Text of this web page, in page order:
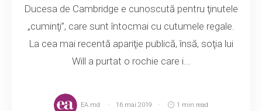
Ducesa de Cambridge e cunoscută pentru ţinutele
„cuminţi”, care sunt întocmai cu cutumele regale.
La cea mai recentă apariţie publică, însă, soţia lui
Will a purtat o rochie care i...
EA.md 16 mai 2019 1 min read